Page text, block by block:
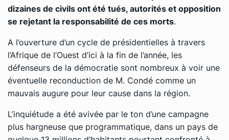
dizaines de civils ont été tués, autorités et opposition
se rejetant la responsabilité de ces morts.
A l’ouverture d’un cycle de présidentielles à travers
l’Afrique de l’Ouest d’ici à la fin de l’année, les
défenseurs de la démocratie sont nombreux à voir une
éventuelle reconduction de M. Condé comme un
mauvais augure pour leur cause dans la région.
L’inquiétude a été avivée par le ton d’une campagne
plus hargneuse que programmatique, dans un pays de